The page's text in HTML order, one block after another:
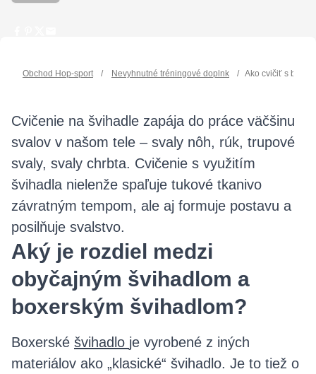
Obchod Hop-sport / Nevyhnutné tréningové doplnk / Ako cvičiť s
Cvičenie na švihadle zapája do práce väčšinu
svalov v našom tele – svaly nôh, rúk, trupové
svaly, svaly chrbta. Cvičenie s využitím
švihadla nielenže spaľuje tukové tkanivo
závratným tempom, ale aj formuje postavu a
posilňuje svalstvo.
Aký je rozdiel medzi
obyčajným švihadlom a
boxerským švihadlom?
Boxerské švihadlo je vyrobené z iných
materiálov ako „klasické“ švihadlo. Je to tiež o